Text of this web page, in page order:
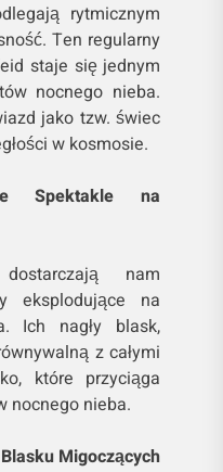
rytmicznym
Ten regularny
staje się jednym
nocnego nieba.
jako tzw. świec
w kosmosie.
Spektakle na
nam
eksplodujące na
Ich nagły blask,
z całymi
które przyciąga
nocnego nieba.
Migoczących